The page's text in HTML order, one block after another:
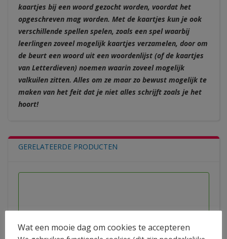
kaartjes bij een woord gezocht worden, voordat het
opgeschreven mag worden. Met de kaartjes kun je ook
verschillende spellen spelen, zoals een spel waarbij
leerlingen zoveel mogelijk kaartjes verzamelen, door om
de beurt een woord uit een woordenlijst (of de kaartjes
van Letterdieven) noemen waarin zoveel mogelijk
valkuilen zitten. Alles om ze maar zo bewust mogelijk te
maken van het feit dat je niet alles schrijft zoals je het
hoort!
GERELATEERDE PRODUCTEN
Wat een mooie dag om cookies te accepteren